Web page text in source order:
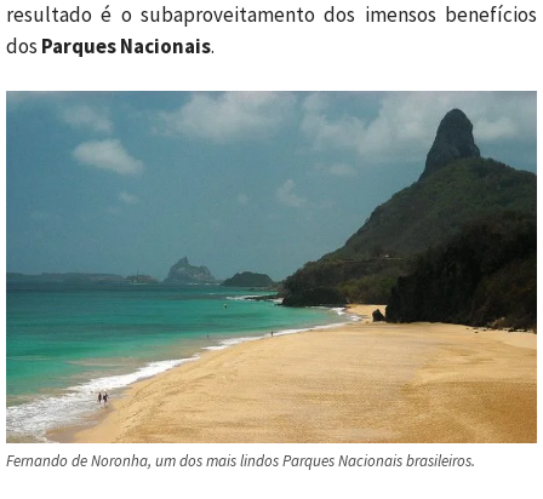
resultado é o subaproveitamento dos imensos benefícios
dos Parques Nacionais.
Fernando de Noronha, um dos mais lindos Parques Nacionais brasileiros.